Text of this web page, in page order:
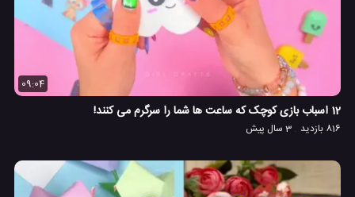
09:04
12 اسباب بازی کوچک که ساعت ها شما را سرگرم می کنند!
816 بازدید 3 سال پیش